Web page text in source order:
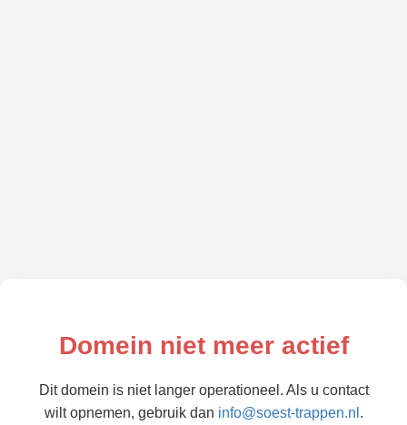
Domein niet meer actief
Dit domein is niet langer operationeel. Als u contact
wilt opnemen, gebruik dan info@soest-trappen.nl .